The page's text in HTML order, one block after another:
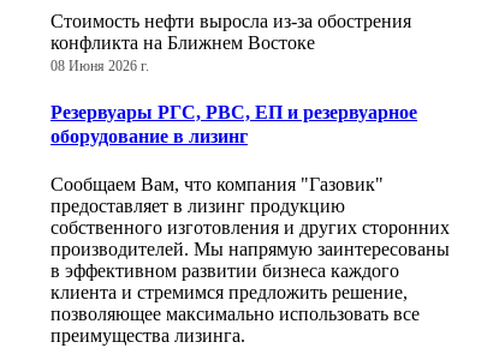
Стоимость нефти выросла из-за обострения
конфликта на Ближнем Востоке
08 Июня 2026 г.
Резервуары РГС, РВС, ЕП и резервуарное
оборудование в лизинг
Сообщаем Вам, что компания "Газовик"
предоставляет в лизинг продукцию
собственного изготовления и других сторонних
производителей. Мы напрямую заинтересованы
в эффективном развитии бизнеса каждого
клиента и стремимся предложить решение,
позволяющее максимально использовать все
преимущества лизинга.